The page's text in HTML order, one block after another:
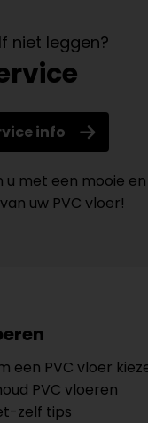
niet leggen?
info
u met een mooie
uw PVC vloer!
een PVC vloer
PVC vloeren
zelf tips